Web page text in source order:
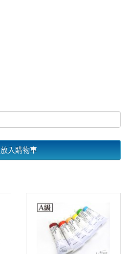
放入購物車